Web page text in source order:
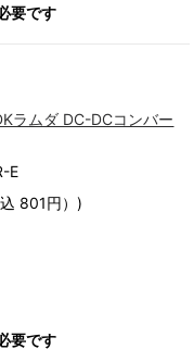
要です
ラムダ DC-DCコンバー
E
801円）)
要です